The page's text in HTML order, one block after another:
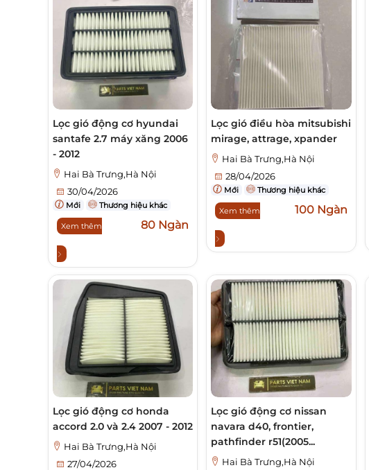
Lọc gió động cơ hyundai
santafe 2.7 máy xăng 2006
- 2012
Hai Bà Trưng,Hà Nội
30/04/2026
Mới Thương hiệu khác
Xem thêm 80 Ngàn
Lọc gió điều hòa mitsubishi
mirage, attrage, xpander
Hai Bà Trưng,Hà Nội
28/04/2026
Mới Thương hiệu khác
Xem thêm 100 Ngàn
Lọc gió động cơ honda
accord 2.0 và 2.4 2007 - 2012
Hai Bà Trưng,Hà Nội
27/04/2026
Lọc gió động cơ nissan
navara d40, frontier,
pathfinder r51(2005...
Hai Bà Trưng,Hà Nội